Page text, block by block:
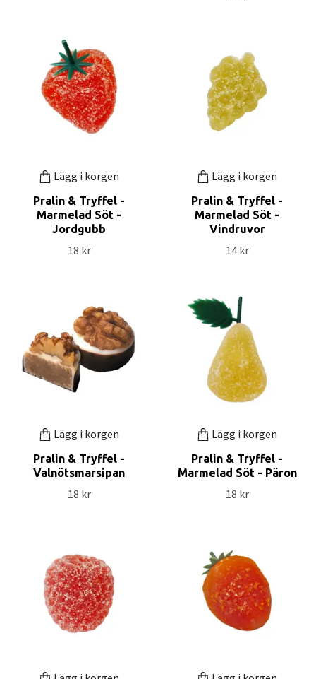
Lägg i korgen
Pralin & Tryffel -
Marmelad Söt -
Jordgubb
18 kr
Lägg i korgen
Pralin & Tryffel -
Marmelad Söt -
Vindruvor
14 kr
Lägg i korgen
Pralin & Tryffel -
Valnötsmarsipan
18 kr
Lägg i korgen
Pralin & Tryffel -
Marmelad Söt - Päron
18 kr